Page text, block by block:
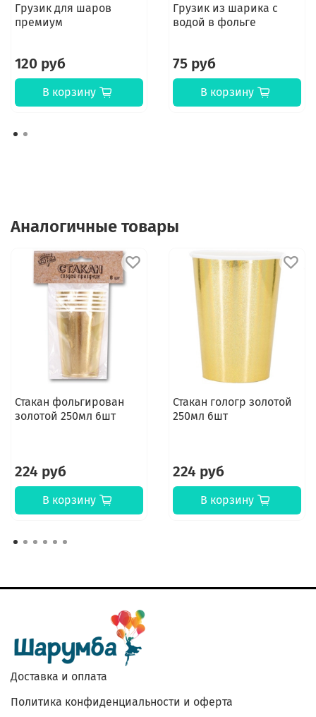
Грузик для шаров
премиум
120 руб
В корзину
Грузик из шарика с
водой в фольге
75 руб
В корзину
Аналогичные товары
Стакан фольгирован
золотой 250мл 6шт
224 руб
В корзину
Стакан гологр золотой
250мл 6шт
224 руб
В корзину
Доставка и оплата
Политика конфиденциальности и оферта